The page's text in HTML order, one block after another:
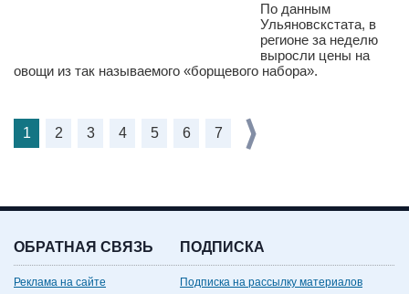
По данным
Ульяновскстата, в
регионе за неделю
выросли цены на
овощи из так называемого «борщевого набора».
1 2 3 4 5 6 7
ОБРАТНАЯ СВЯЗЬ
Реклама на сайте
ПОДПИСКА
Подписка на рассылку материалов